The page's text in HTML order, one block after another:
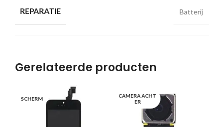
REPARATIE Batterij
Gerelateerde producten
SCHERM
CAMERA ACHT
ER